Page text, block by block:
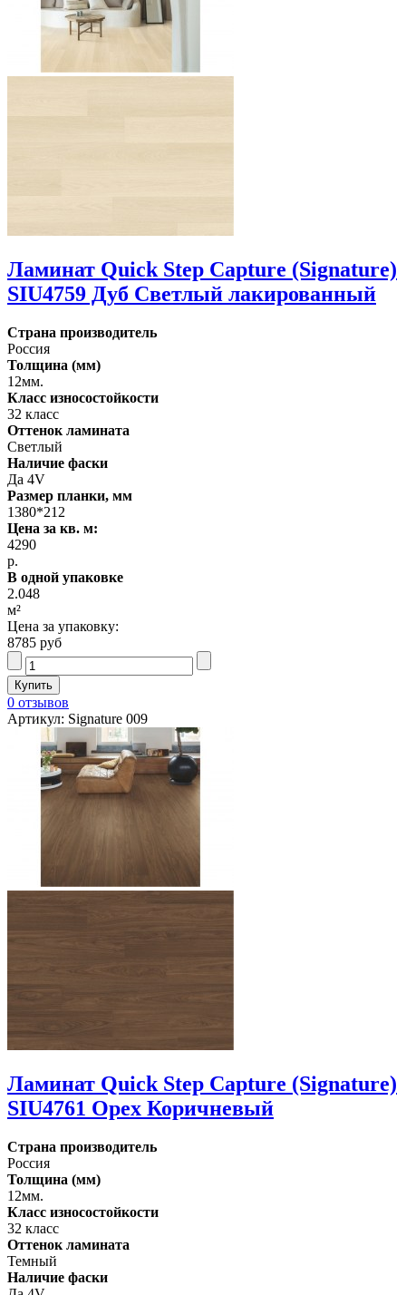
Ламинат Quick Step Capture (Signature)
SIU4759 Дуб Светлый лакированный
Страна производитель
Россия
Толщина (мм)
12мм.
Класс износостойкости
32 класс
Оттенок ламината
Светлый
Наличие фаски
Да 4V
Размер планки, мм
1380*212
Цена за кв. м:
4290
р.
В одной упаковке
2.048
м²
Цена за упаковку:
8785 руб
0 отзывов
Артикул: Signature 009
Ламинат Quick Step Capture (Signature)
SIU4761 Орех Коричневый
Страна производитель
Россия
Толщина (мм)
12мм.
Класс износостойкости
32 класс
Оттенок ламината
Темный
Наличие фаски